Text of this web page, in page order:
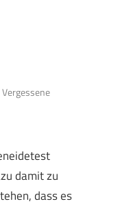
Vergessene
damit zu
dass es